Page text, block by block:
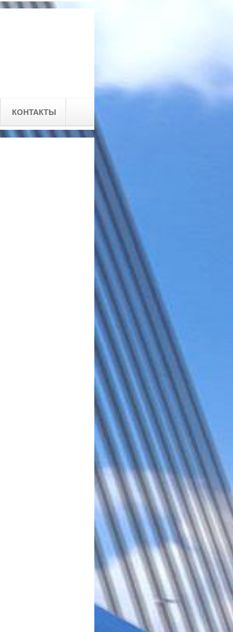
КОНТАКТЫ